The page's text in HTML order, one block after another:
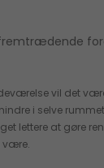
vil det
i selve
lettere at gøre
være.